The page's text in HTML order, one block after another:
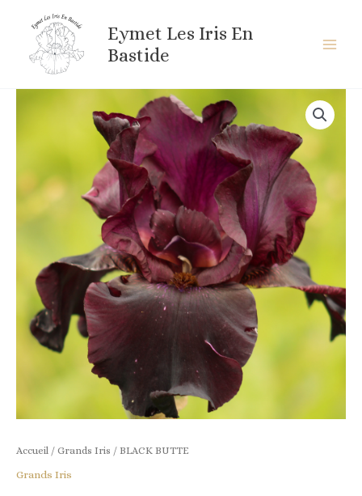
contenu
Eymet Les Iris En
Bastide
Accueil / Grands Iris / BLACK BUTTE
Grands Iris